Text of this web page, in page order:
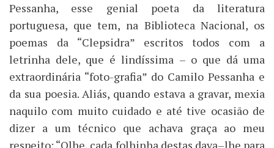
Pessanha, esse genial poeta da literatura
portuguesa, que tem, na Biblioteca Nacional, os
poemas da “Clepsidra” escritos todos com a
letrinha dele, que é lindíssima – o que dá uma
extraordinária “foto-grafia” do Camilo Pessanha e
da sua poesia. Aliás, quando estava a gravar, mexia
naquilo com muito cuidado e até tive ocasião de
dizer a um técnico que achava graça ao meu
respeito: “Olhe, cada folhinha destas dava–lhe para